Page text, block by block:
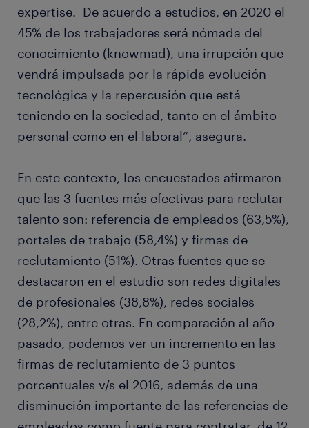
expertise. De acuerdo a estudios, en 2020 el
45% de los trabajadores será nómada del
conocimiento (knowmad), una irrupción que
vendrá impulsada por la rápida evolución
tecnológica y la repercusión que está
teniendo en la sociedad, tanto en el ámbito
personal como en el laboral”, asegura.
En este contexto, los encuestados afirmaron
que las 3 fuentes más efectivas para reclutar
talento son: referencia de empleados (63,5%),
portales de trabajo (58,4%) y firmas de
reclutamiento (51%). Otras fuentes que se
destacaron en el estudio son redes digitales
de profesionales (38,8%), redes sociales
(28,2%), entre otras. En comparación al año
pasado, podemos ver un incremento en las
firmas de reclutamiento de 3 puntos
porcentuales v/s el 2016, además de una
disminución importante de las referencias de